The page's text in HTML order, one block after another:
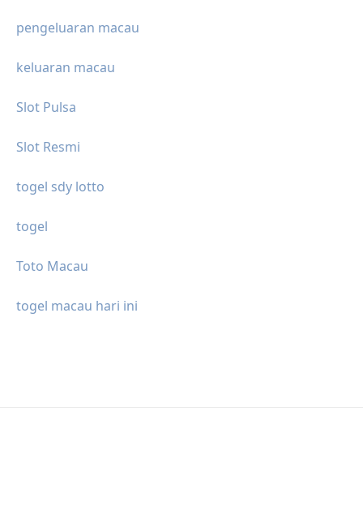
pengeluaran macau
keluaran macau
Slot Pulsa
Slot Resmi
togel sdy lotto
togel
Toto Macau
togel macau hari ini